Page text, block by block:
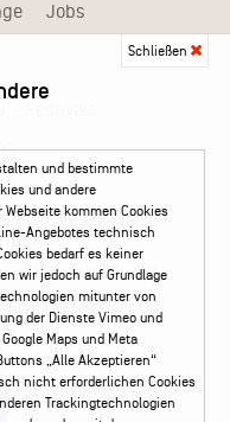
Jobs
Hilfe
Callback-Service
Schließen
und bestimmte
und andere
kommen Cookies
Angebotes technisch
bedarf es keiner
wir jedoch auf Grundlage
mitunter von
der Dienste Vimeo und
Maps und Meta
„Alle Akzeptieren“
nicht erforderlichen Cookies
Trackingtechnologien